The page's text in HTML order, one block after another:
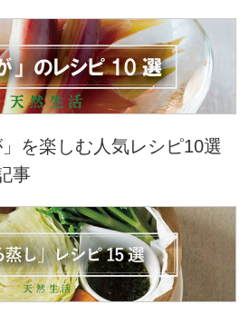
を楽しむ人気レシピ10選
事